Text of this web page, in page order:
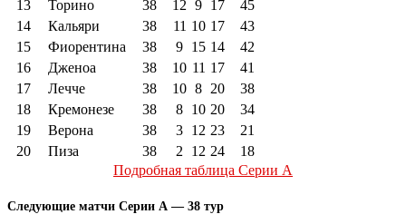
13 Торино 38 12 9 17
45
14
Кальяри 38 11 10 17
43
15
Фиорентина 38 9 15 14
42
16
Дженоа 38 10 11 17
41
17
Лечче 38 10 8 20
38
18
Кремонезе 38 8 10 20
34
19
Верона 38 3 12 23
21
20
Пиза 38 2 12 24
18
Подробная таблица Серии А
Следующие матчи Серии А — 38 тур